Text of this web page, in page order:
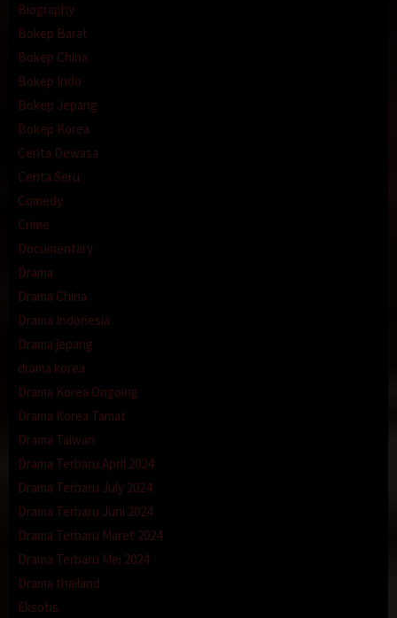
Biography
Bokep Barat
Bokep China
Bokep Indo
Bokep Jepang
Bokep Korea
Cerita Dewasa
Cerita Seru
Comedy
Crime
Documentary
Drama
Drama China
Drama Indonesia
Drama jepang
drama korea
Drama Korea Ongoing
Drama Korea Tamat
Drama Taiwan
Drama Terbaru April 2024
Drama Terbaru July 2024
Drama Terbaru Juni 2024
Drama Terbaru Maret 2024
Drama Terbaru Mei 2024
Drama thailand
Eksotis